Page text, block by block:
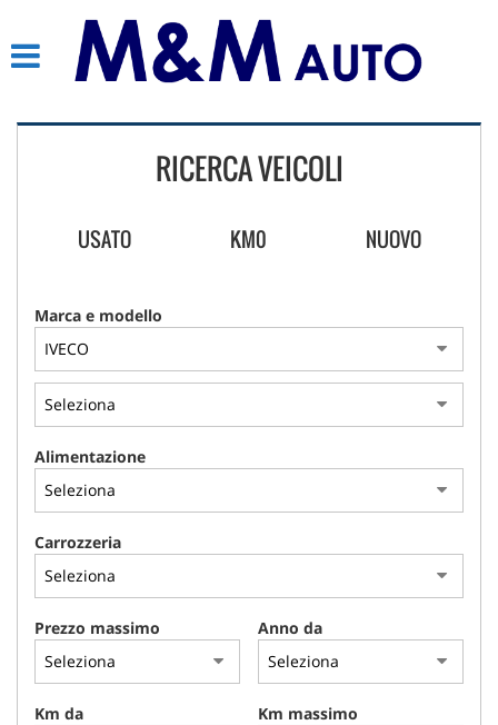
AUTO DISPONIBILI SU
PRENOTAZIONE
ACQUISTIAMO USATO
CONTATTI
RICERCA VEICOLI
USATO KM0 NUOVO
Marca e modello
Alimentazione
Carrozzeria
Prezzo massimo Anno da
Km da Km massimo